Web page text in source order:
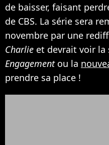
de baisser, faisant
de CBS. La série sera
novembre par une
Charlie et devrait voir la
Engagementou la
prendre sa place !